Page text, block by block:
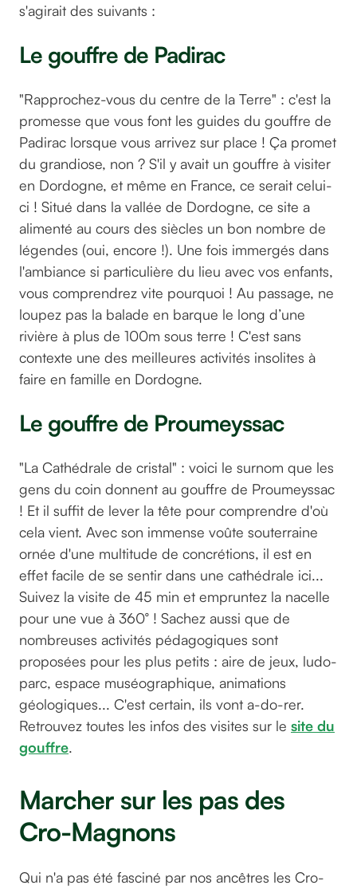
s'agirait des suivants :
Le gouffre de Padirac
"Rapprochez-vous du centre de la Terre" : c'est la
promesse que vous font les guides du gouffre de
Padirac lorsque vous arrivez sur place ! Ça promet
du grandiose, non ? S'il y avait un gouffre à visiter
en Dordogne, et même en France, ce serait celui-
ci ! Situé dans la vallée de Dordogne, ce site a
alimenté au cours des siècles un bon nombre de
légendes (oui, encore !). Une fois immergés dans
l'ambiance si particulière du lieu avec vos enfants,
vous comprendrez vite pourquoi ! Au passage, ne
loupez pas la balade en barque le long d’une
rivière à plus de 100m sous terre ! C'est sans
contexte une des meilleures activités insolites à
faire en famille en Dordogne.
‍Le gouffre de Proumeyssac
"La Cathédrale de cristal" : voici le surnom que les
gens du coin donnent au gouffre de Proumeyssac
! Et il suffit de lever la tête pour comprendre d'où
cela vient. Avec son immense voûte souterraine
ornée d'une multitude de concrétions, il est en
effet facile de se sentir dans une cathédrale ici...
Suivez la visite de 45 min et empruntez la nacelle
pour une vue à 360° ! Sachez aussi que de
nombreuses activités pédagogiques sont
proposées pour les plus petits : aire de jeux, ludo-
parc, espace muséographique, animations
géologiques... C'est certain, ils vont a-do-rer.
Retrouvez toutes les infos des visites sur le site du
gouffre.
Marcher sur les pas des
Cro-Magnons
Qui n'a pas été fasciné par nos ancêtres les Cro-